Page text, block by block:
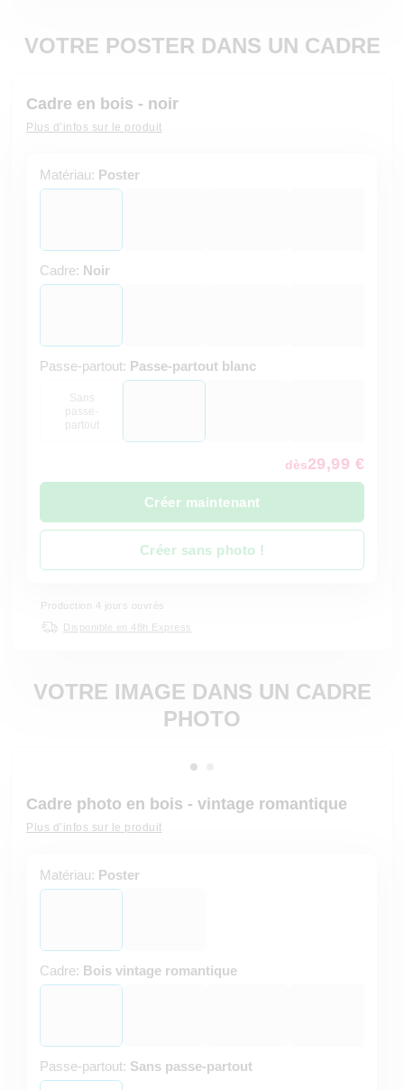
VOTRE POSTER DANS UN CADRE
Cadre en bois - noir
Plus d’infos sur le produit
Matériau: Poster
Cadre: Noir
Passe-partout: Passe-partout blanc
Sans
passe-
partout
dès29,99 €
Créer maintenant
Créer sans photo !
Production 4 jours ouvrés
Disponible en 48h Express
VOTRE IMAGE DANS UN CADRE
PHOTO
Cadre photo en bois - vintage romantique
Plus d’infos sur le produit
Matériau: Poster
Cadre: Bois vintage romantique
Passe-partout: Sans passe-partout